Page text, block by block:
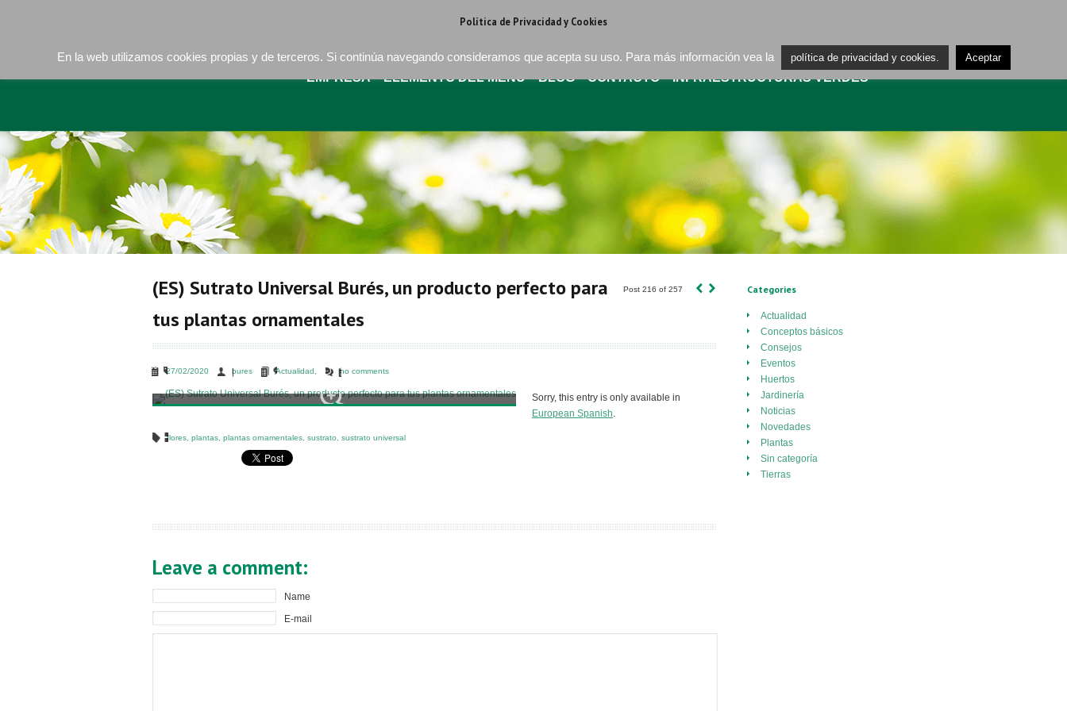
EMPRESA ELEMENTO DEL MENÚ BLOG CONTACTO INFRAESTRUCTURAS VERDES
(ES) Sutrato Universal Burés, un producto perfecto para
tus plantas ornamentales
Post 216 of 257 ‹ ›
27/02/2020 bures Actualidad no comments
Sorry, this entry is only available in
European Spanish.
flores plantas plantas ornamentales sustrato sustrato universal
Leave a comment:
Name
E-mail
Categories
Actualidad
Conceptos básicos
Consejos
Eventos
Huertos
Jardinería
Noticias
Novedades
Plantas
Sin categoría
Tierras
Política de Privacidad y Cookies
En la web utilizamos cookies propias y de terceros. Si continúa navegando consideramos que acepta su uso. Para más información vea la política de privacidad y cookies. Aceptar